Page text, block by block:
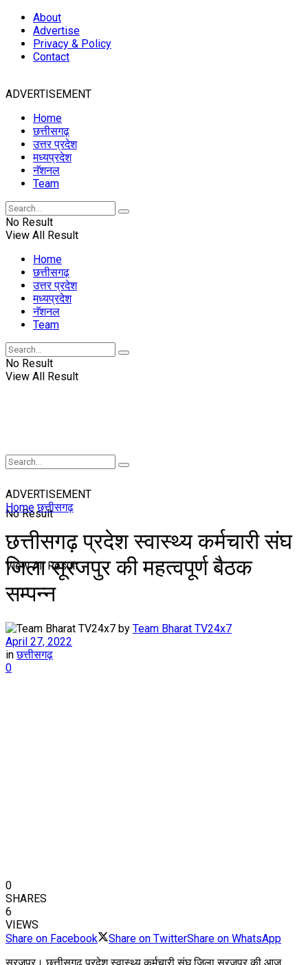
About
Advertise
Privacy & Policy
Contact
ADVERTISEMENT
Home
छत्तीसगढ़
उत्तर प्रदेश
मध्यप्रदेश
नॅशनल
Team
No Result
View All Result
Home
छत्तीसगढ़
उत्तर प्रदेश
मध्यप्रदेश
नॅशनल
Team
No Result
View All Result
No Result
View All Result
ADVERTISEMENT
Home छत्तीसगढ़
छत्तीसगढ़ प्रदेश स्वास्थ्य कर्मचारी संघ
जिला सूरजपुर की महत्वपूर्ण बैठक
सम्पन्न
by Team Bharat TV24x7
April 27, 2022
in छत्तीसगढ़
0
0
SHARES
6
VIEWS
Share on Facebook
Share on TwitterShare on WhatsApp